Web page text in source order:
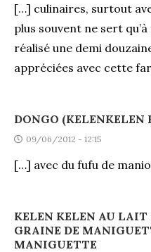
[…] culinaires, surtout
plus souvent ne sert
réalisé une demi
appréciées avec cette
DONGO (KELENKELEN
09/06/2012 - 12:15
[…] avec du fufu de
KELEN KELEN AU
GRAINE DE
MANIGUETTE